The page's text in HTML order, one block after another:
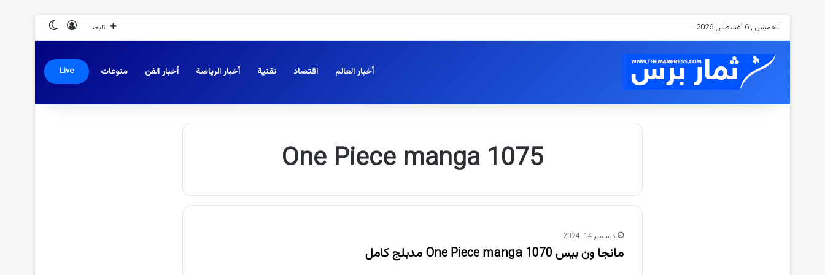
الخميس , 6 أغسطس 2026 تابعنا تسجيل الدخول
أخبار العالم اقتصاد تقنية أخبار الرياضة أخبار الفن منوعات Live
1075 One Piece manga
ديسمبر 14, 2024
مانجا ون بيس 1070 One Piece manga مدبلج كامل